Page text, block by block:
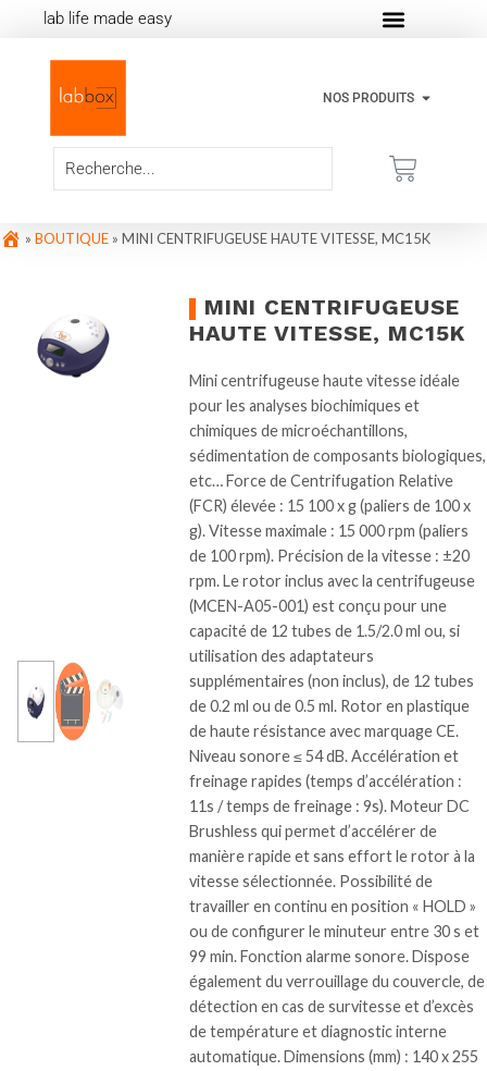
lab life made easy
NOS PRODUITS
» BOUTIQUE » MINI CENTRIFUGEUSE HAUTE VITESSE, MC15K
MINI CENTRIFUGEUSE
HAUTE VITESSE, MC15K
Mini centrifugeuse haute vitesse idéale
pour les analyses biochimiques et
chimiques de microéchantillons,
sédimentation de composants biologiques,
etc… Force de Centrifugation Relative
(FCR) élevée : 15 100 x g (paliers de 100 x
g). Vitesse maximale : 15 000 rpm (paliers
de 100 rpm). Précision de la vitesse : ±20
rpm. Le rotor inclus avec la centrifugeuse
(MCEN-A05-001) est conçu pour une
capacité de 12 tubes de 1.5/2.0 ml ou, si
utilisation des adaptateurs
supplémentaires (non inclus), de 12 tubes
de 0.2 ml ou de 0.5 ml. Rotor en plastique
de haute résistance avec marquage CE.
Niveau sonore ≤ 54 dB. Accélération et
freinage rapides (temps d’accélération :
11s / temps de freinage : 9s). Moteur DC
Brushless qui permet d’accélérer de
manière rapide et sans effort le rotor à la
vitesse sélectionnée. Possibilité de
travailler en continu en position « HOLD »
ou de configurer le minuteur entre 30 s et
99 min. Fonction alarme sonore. Dispose
également du verrouillage du couvercle, de
détection en cas de survitesse et d’excès
de température et diagnostic interne
automatique. Dimensions (mm) : 140 x 255